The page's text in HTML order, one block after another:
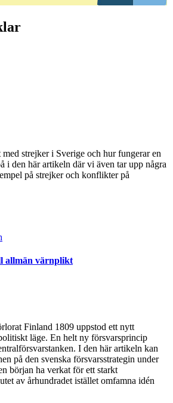
strejker i Sverige och hur fungerar en
i den här artikeln där vi även tar upp några
på strejker och konflikter på
allmän värnplikt
Finland 1809 uppstod ett nytt
läge. En helt ny försvarsprincip
I den här artikeln kan
på den svenska försvarsstrategin under
början ha verkat för ett starkt
av århundradet istället omfamna idén